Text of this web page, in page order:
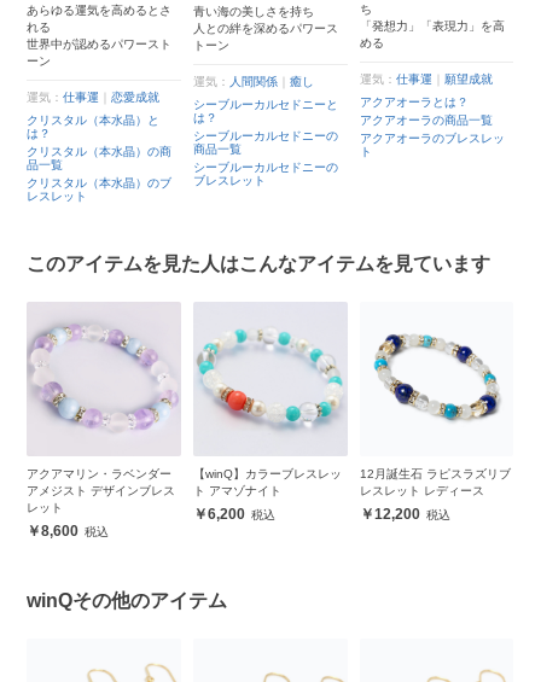
あらゆる運気を高めるとさ
れる
世界中が認めるパワースト
ーン
運気：仕事運 ｜恋愛成就
クリスタル（本水晶）と
は？
クリスタル（本水晶）の商
品一覧
クリスタル（本水晶）のブ
レスレット
青い海の美しさを持ち
人との絆を深めるパワース
トーン
運気： 人間関係
癒し
シーブルーカルセドニーと
は？
シーブルーカルセドニーの
商品一覧
シーブルーカルセドニーの
ブレスレット
ち
「発想力」「表現力」を高
める
運気： 仕事運
願望成就
アクアオーラとは？
アクアオーラの商品一覧
アクアオーラのブレスレッ
ト
このアイテムを見た人はこんなアイテムを見ています
アクアマリン・ラベンダー
アメジスト デザインブレス
レット
8,600
【winQ】カラーブレスレッ
ト アマゾナイト
6,200
12月誕生石 ラピスラズリブ
レスレット レディース
12,200
winQその他のアイテム